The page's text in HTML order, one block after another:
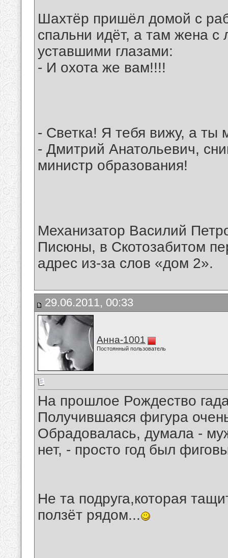
Шахтёр пришёл домой с
спальни идёт, а там жена
уставшими глазами:
- И охота же вам!!!!
- Светка! Я тебя вижу, а ты
- Дмитрий Анатольевич,
министр образования!
Механизатор Василий
Писюны, в Скотозабитом
адрес из-за слов «дом 2».
29.06.2011, 00:33
Анна-1001
Постоянный пользователь
На прошлое Рождество
Получившаяся фигура
Обрадовалась, думала -
нет, - просто год был
Не та подруга,которая
ползёт рядом...